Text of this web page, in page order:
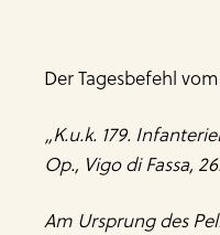
Der Tagesbefehl
„K.u.k. 179.
Op., Vigo di Fassa,
Am Ursprung des